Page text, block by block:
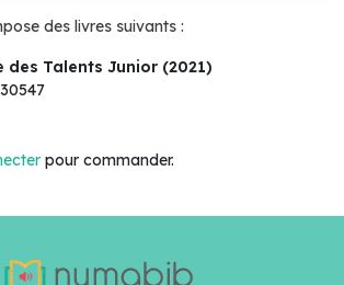
des livres suivants :
des Talents Junior (2021)
pour commander.